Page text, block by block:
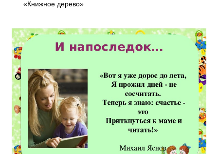
«Книжное дерево»